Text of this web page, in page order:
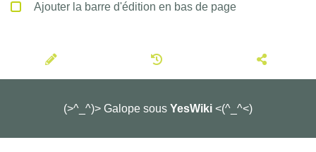
Ajouter la barre d'édition en bas de page
(>^_^)> Galope sous YesWiki <(^_^<)